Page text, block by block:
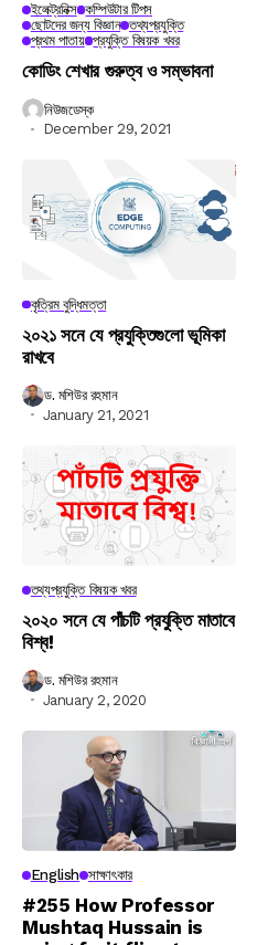
ইলেক্ট্রনিক্স কম্পিউটার টিপস
ছোটদের জন্য বিজ্ঞান তথ্যপ্রযুক্তি
প্রথম পাতায় প্রযুক্তি বিষয়ক খবর
কোডিং শেখার গুরুত্ব ও সম্ভাবনা
নিউজডেস্ক
December 29, 2021
কৃত্রিম বুদ্ধিমত্তা
২০২১ সনে যে প্রযুক্তিগুলো ভূমিকা
রাখবে
ড. মশিউর রহমান
January 21, 2021
তথ্যপ্রযুক্তি বিষয়ক খবর
২০২০ সনে যে পাঁচটি প্রযুক্তি মাতাবে
বিশ্ব!
ড. মশিউর রহমান
January 2, 2020
English সাক্ষাৎকার
#255 How Professor
Mushtaq Hussain is